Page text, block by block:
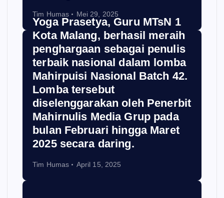
Tim Humas Mei 29, 2025
Yoga Prasetya, Guru MTsN 1
Kota Malang, berhasil meraih
penghargaan sebagai penulis
terbaik nasional dalam lomba
Mahirpuisi Nasional Batch 42.
Lomba tersebut
diselenggarakan oleh Penerbit
Mahirnulis Media Grup pada
bulan Februari hingga Maret
2025 secara daring.
Tim Humas April 15, 2025